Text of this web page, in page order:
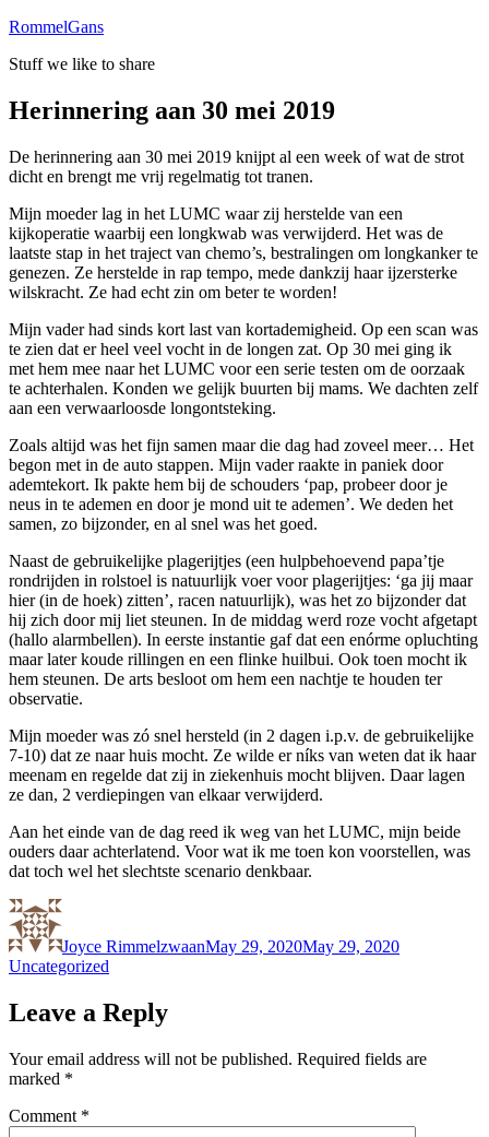
Skip
content
RommelGans
Stuff we like to share
Herinnering aan 30 mei 2019
De herinnering aan 30 mei 2019 knijpt al een week of wat de strot
dicht en brengt me vrij regelmatig tot tranen.
Mijn moeder lag in het LUMC waar zij herstelde van een
kijkoperatie waarbij een longkwab was verwijderd. Het was de
laatste stap in het traject van chemo’s, bestralingen om longkanker te
genezen. Ze herstelde in rap tempo, mede dankzij haar ijzersterke
wilskracht. Ze had echt zin om beter te worden!
Mijn vader had sinds kort last van kortademigheid. Op een scan was
te zien dat er heel veel vocht in de longen zat. Op 30 mei ging ik
met hem mee naar het LUMC voor een serie testen om de oorzaak
te achterhalen. Konden we gelijk buurten bij mams. We dachten zelf
aan een verwaarloosde longontsteking.
Zoals altijd was het fijn samen maar die dag had zoveel meer… Het
begon met in de auto stappen. Mijn vader raakte in paniek door
ademtekort. Ik pakte hem bij de schouders ‘pap, probeer door je
neus in te ademen en door je mond uit te ademen’. We deden het
samen, zo bijzonder, en al snel was het goed.
Naast de gebruikelijke plagerijtjes (een hulpbehoevend papa’tje
rondrijden in rolstoel is natuurlijk voer voor plagerijtjes: ‘ga jij maar
hier (in de hoek) zitten’, racen natuurlijk), was het zo bijzonder dat
hij zich door mij liet steunen. In de middag werd roze vocht afgetapt
(hallo alarmbellen). In eerste instantie gaf dat een enórme opluchting
maar later koude rillingen en een flinke huilbui. Ook toen mocht ik
hem steunen. De arts besloot om hem een nachtje te houden ter
observatie.
Mijn moeder was zó snel hersteld (in 2 dagen i.p.v. de gebruikelijke
7-10) dat ze naar huis mocht. Ze wilde er níks van weten dat ik haar
meenam en regelde dat zij in ziekenhuis mocht blijven. Daar lagen
ze dan, 2 verdiepingen van elkaar verwijderd.
Aan het einde van de dag reed ik weg van het LUMC, mijn beide
ouders daar achterlatend. Voor wat ik me toen kon voorstellen, was
dat toch wel het slechtste scenario denkbaar.
Author
Joyce RimmelzwaanMay 29, 2020May 29, 2020
Uncategorized
Leave a Reply
Your email address will not be published. Required fields are
marked *
Comment *